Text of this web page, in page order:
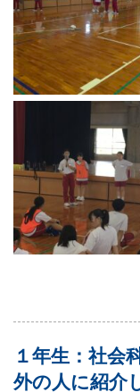
１年生：社会
外の人に紹介